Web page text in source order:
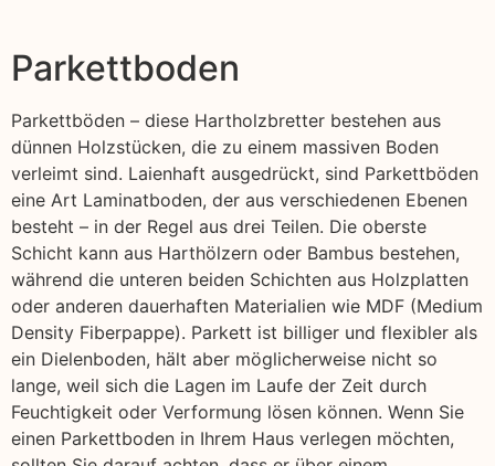
Parkettboden
Parkettböden – diese Hartholzbretter bestehen aus
dünnen Holzstücken, die zu einem massiven Boden
verleimt sind. Laienhaft ausgedrückt, sind Parkettböden
eine Art Laminatboden, der aus verschiedenen Ebenen
besteht – in der Regel aus drei Teilen. Die oberste
Schicht kann aus Harthölzern oder Bambus bestehen,
während die unteren beiden Schichten aus Holzplatten
oder anderen dauerhaften Materialien wie MDF (Medium
Density Fiberpappe). Parkett ist billiger und flexibler als
ein Dielenboden, hält aber möglicherweise nicht so
lange, weil sich die Lagen im Laufe der Zeit durch
Feuchtigkeit oder Verformung lösen können. Wenn Sie
einen Parkettboden in Ihrem Haus verlegen möchten,